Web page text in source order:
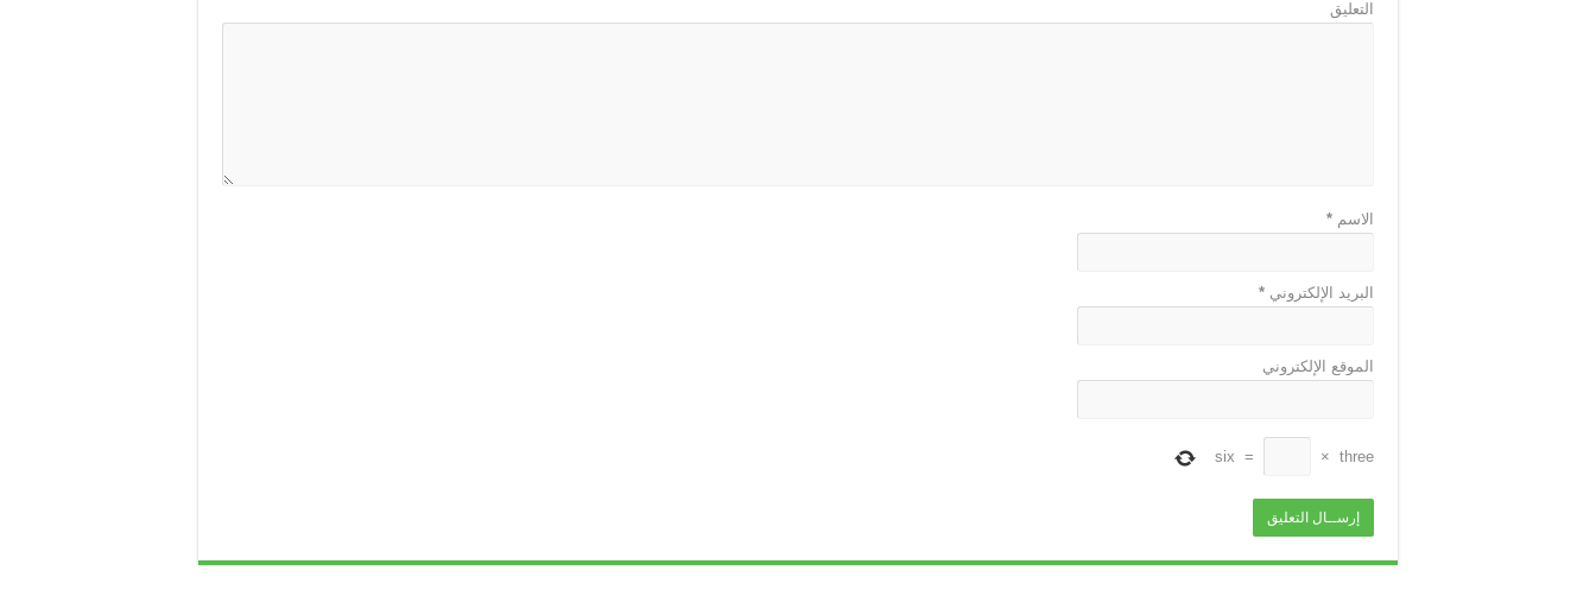
التعليق
الاسم *
البريد الإلكتروني *
الموقع الإلكتروني
three
×
=
six